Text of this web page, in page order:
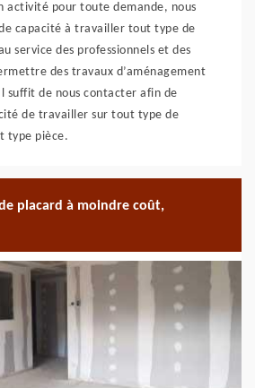
activité pour toute demande, nous
capacité à travailler tout type de
service des professionnels et des
des travaux d’aménagement
suffit de nous contacter afin de
de travailler sur tout type de
type pièce.
placard à moindre coût,